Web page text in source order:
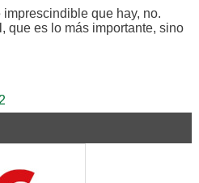
que hay, no.
que es lo más importante, sino